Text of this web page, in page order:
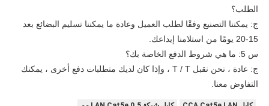
الطلب؟
ج: يمكننا التصنيع وفقًا لطلب العميل وعادة ما يمكننا تسليم البضائع بعد
15-20 يومًا من استلامنا إيداعك.
س 5: ما هي شروط الدفع الخاصة بك؟
ج: عادة ، نحن نقبل T / T ، وإذا كان لديك متطلبات دفع أخرى ، يمكنك
التفاوض معنا.